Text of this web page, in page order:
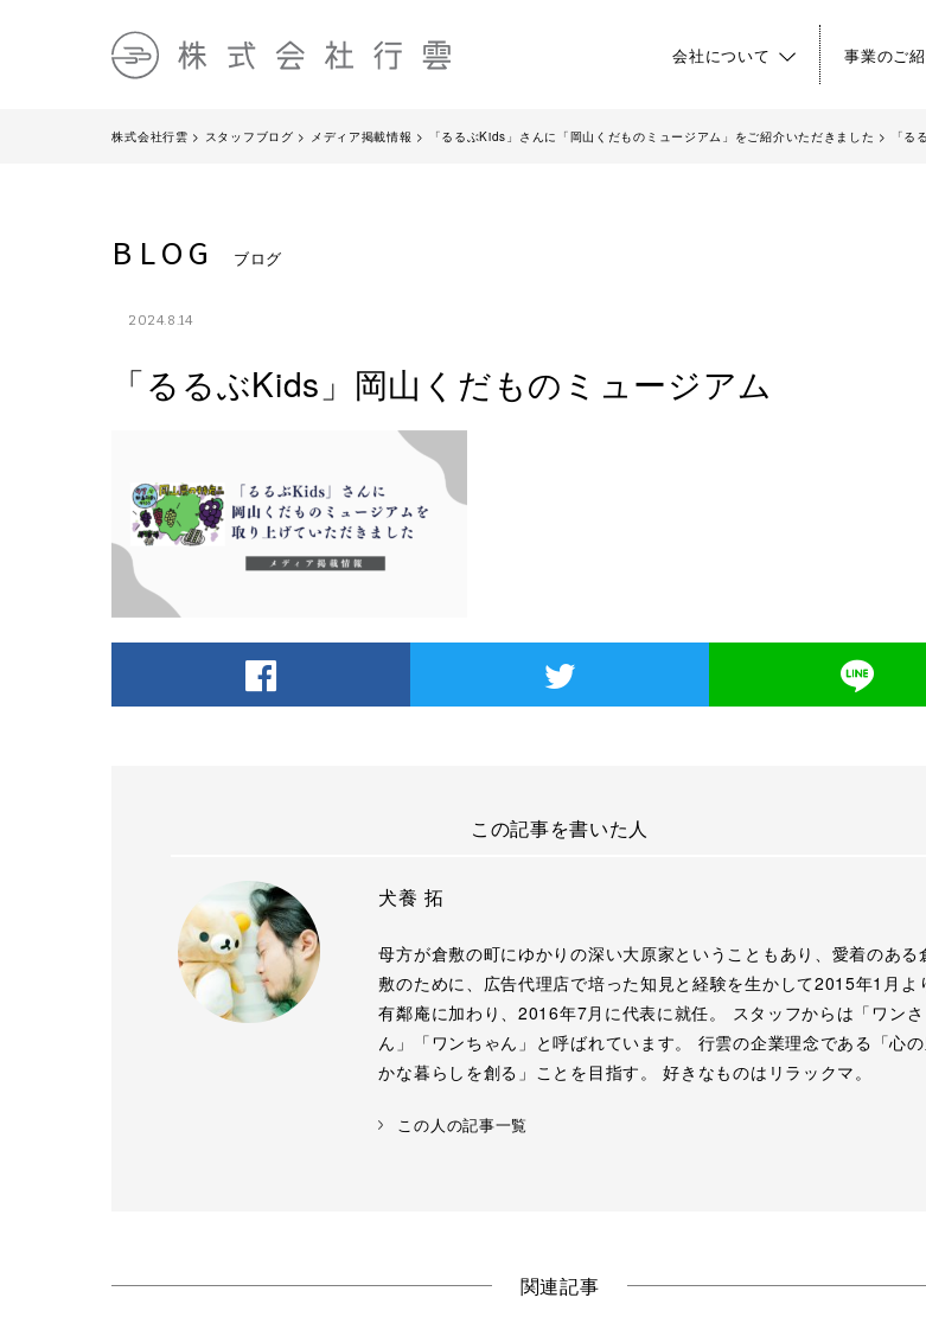
会社について 事業のご
株式会社行雲 > スタッフブログ > メディア掲載情報 > 「るるぶKids」さんに「岡山くだものミュージアム」をご紹介いただきました > 「
BLOG ブログ
2024.8.14
「るるぶKids」岡山くだものミュージアム
この記事を書いた人
犬養 拓
母方が倉敷の町にゆかりの深い大原家ということもあり、愛着のある
敷のために、広告代理店で培った知見と経験を生かして2015年1月よ
有鄰庵に加わり、2016年7月に代表に就任。 スタッフからは「ワンさ
ん」「ワンちゃん」と呼ばれています。 行雲の企業理念である「心
かな暮らしを創る」ことを目指す。 好きなものはリラックマ。
この人の記事一覧
関連記事